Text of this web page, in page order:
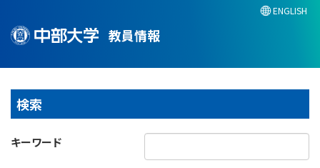
教員情報
ENGLISH
検索
キーワード